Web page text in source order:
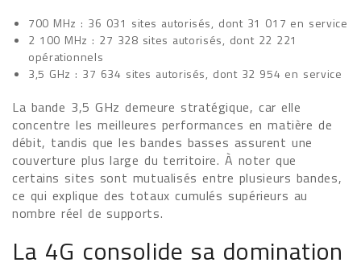
700 MHz : 36 031 sites autorisés, dont 31 017 en service
2 100 MHz : 27 328 sites autorisés, dont 22 221
opérationnels
3,5 GHz : 37 634 sites autorisés, dont 32 954 en service
La bande 3,5 GHz demeure stratégique, car elle
concentre les meilleures performances en matière de
débit, tandis que les bandes basses assurent une
couverture plus large du territoire. À noter que
certains sites sont mutualisés entre plusieurs bandes,
ce qui explique des totaux cumulés supérieurs au
nombre réel de supports.
La 4G consolide sa domination